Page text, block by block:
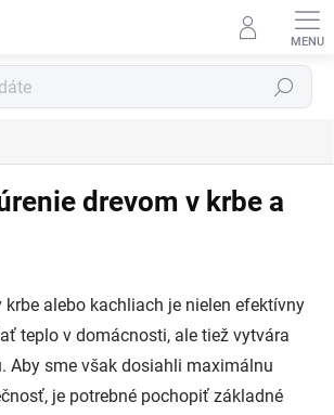
Hľadať
drevom v krbe a
krbe alebo kachliach je nielen efektívny
teplo v domácnosti, ale tiež vytvára
Aby sme však dosiahli maximálnu
je potrebné pochopiť základné